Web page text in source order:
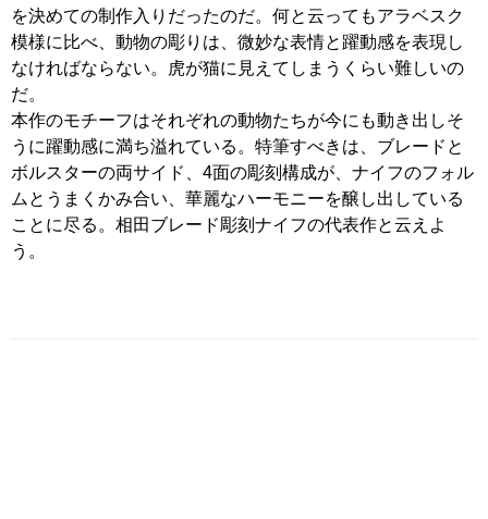
を決めての制作入りだったのだ。何と云ってもアラベスク
模様に比べ、動物の彫りは、微妙な表情と躍動感を表現し
なければならない。虎が猫に見えてしまうくらい難しいの
だ。
本作のモチーフはそれぞれの動物たちが今にも動き出しそ
うに躍動感に満ち溢れている。特筆すべきは、ブレードと
ボルスターの両サイド、4面の彫刻構成が、ナイフのフォル
ムとうまくかみ合い、華麗なハーモニーを醸し出している
ことに尽る。相田ブレード彫刻ナイフの代表作と云えよ
う。